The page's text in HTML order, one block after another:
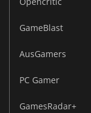
GameBlast
AusGamers
PC Gamer
GamesRadar+